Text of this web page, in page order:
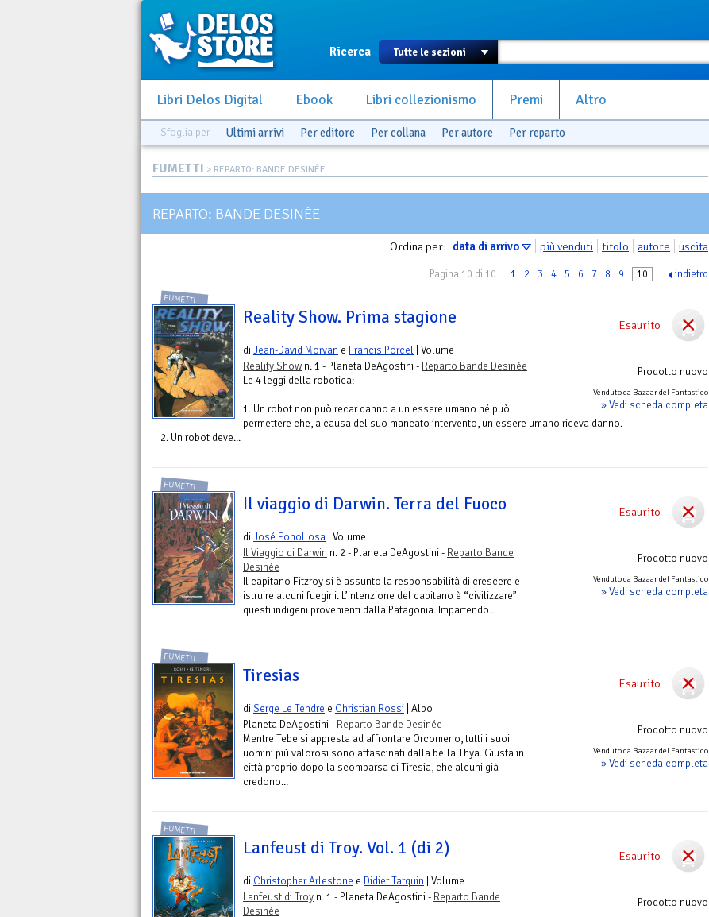
Ricerca
Libri Delos Digital Ebook Libri collezionismo Premi Altro
Sfoglia per Ultimi arrivi Per editore Per collana Per autore Per reparto
FUMETTI > REPARTO: BANDE DESINÉE
REPARTO: BANDE DESINÉE
Ordina per: data di arrivo più venduti titolo autore uscita
Pagina 10 di 10 1 2 3 4 5 6 7 8 9 10 indietro
Esaurito
Prodotto nuovo
Venduto da Bazaar del Fantastico
» Vedi scheda completa
FUMETTI
Reality Show. Prima stagione
diJean-David Morvan e Francis Porcel | Volume
Reality Show n. 1 - Planeta DeAgostini - Reparto Bande Desinée
Le 4 leggi della robotica:
1. Un robot non può recar danno a un essere umano né può
permettere che, a causa del suo mancato intervento, un essere umano riceva danno.
2. Un robot deve...
Esaurito
Prodotto nuovo
Venduto da Bazaar del Fantastico
» Vedi scheda completa
FUMETTI
Il viaggio di Darwin. Terra del Fuoco
diJosé Fonollosa | Volume
Il Viaggio di Darwin n. 2 - Planeta DeAgostini - Reparto Bande
Desinée
Il capitano Fitzroy si è assunto la responsabilità di crescere e
istruire alcuni fuegini. L’intenzione del capitano è “civilizzare”
questi indigeni provenienti dalla Patagonia. Impartendo...
Esaurito
Prodotto nuovo
Venduto da Bazaar del Fantastico
» Vedi scheda completa
FUMETTI
Tiresias
diSerge Le Tendre e Christian Rossi | Albo
Planeta DeAgostini - Reparto Bande Desinée
Mentre Tebe si appresta ad affrontare Orcomeno, tutti i suoi
uomini più valorosi sono affascinati dalla bella Thya. Giusta in
città proprio dopo la scomparsa di Tiresia, che alcuni già
credono...
Esaurito
Prodotto nuovo
FUMETTI
Lanfeust di Troy. Vol. 1 (di 2)
di Christopher Arlestone e Didier Tarquin | Volume
Lanfeust di Troy n. 1 - Planeta DeAgostini - Reparto Bande
Desinée